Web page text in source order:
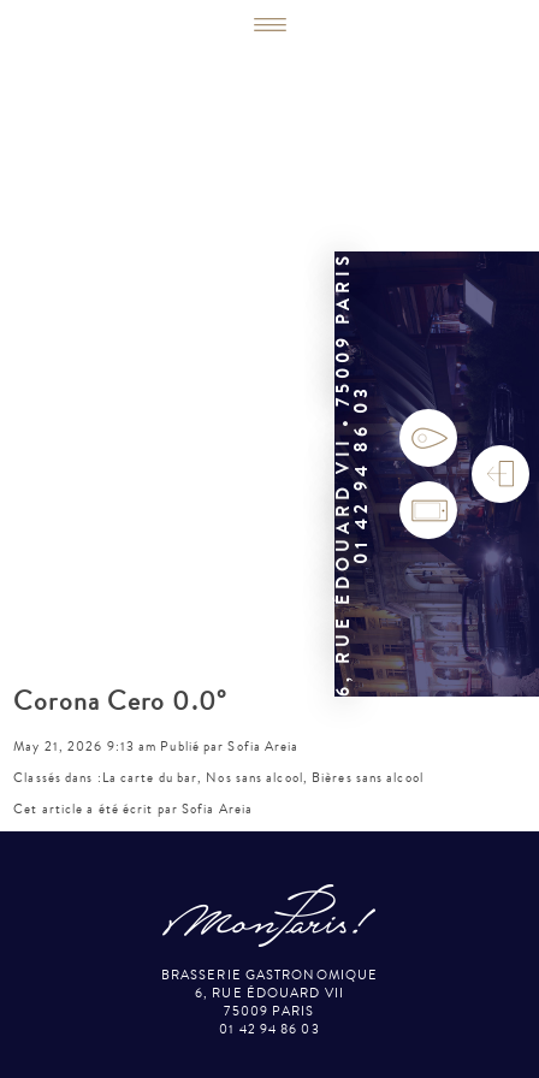
6, RUE ÉDOUARD VII • 75009 PARIS01 42 94 86 03
Corona Cero 0.0°
May 21, 2026 9:13 am Publié parSofia Areia
Classés dans : La carte du bar, Nos sans alcool, Bières sans alcool
Cet article a été écrit par Sofia Areia
BRASSERIE GASTRONOMIQUE
6, RUE ÉDOUARD VII
75009 PARIS
01 42 94 86 03